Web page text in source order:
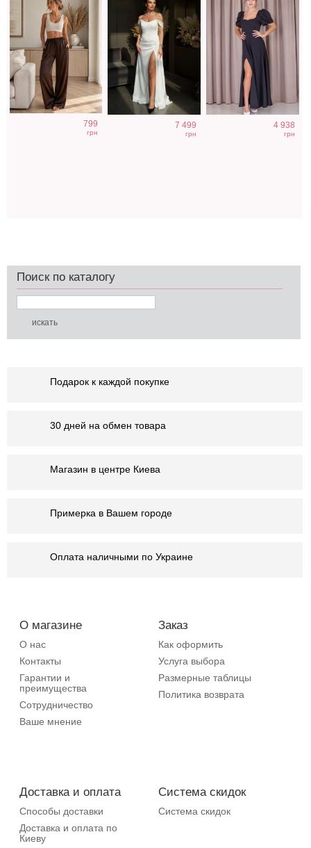
799
грн
7 499
грн
4 938
грн
Поиск по каталогу
Подарок к каждой покупке
30 дней на обмен товара
Магазин в центре Киева
Примерка в Вашем городе
Оплата наличными по Украине
О магазине
О нас
Контакты
Гарантии и
преимущества
Сотрудничество
Ваше мнение
Заказ
Как оформить
Услуга выбора
Размерные таблицы
Политика возврата
Доставка и оплата
Способы доставки
Доставка и оплата по
Киеву
Система скидок
Система скидок